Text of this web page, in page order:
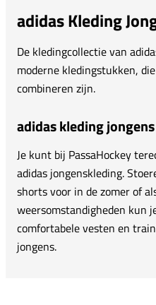
adidas Kleding
De kledingcollectie van
moderne kledingstukken,
combineren zijn.
adidas kleding jongens
Je kunt bij PassaHockey
adidas jongenskleding.
shorts voor in de zomer of
weersomstandigheden kun
comfortabele vesten en
jongens.